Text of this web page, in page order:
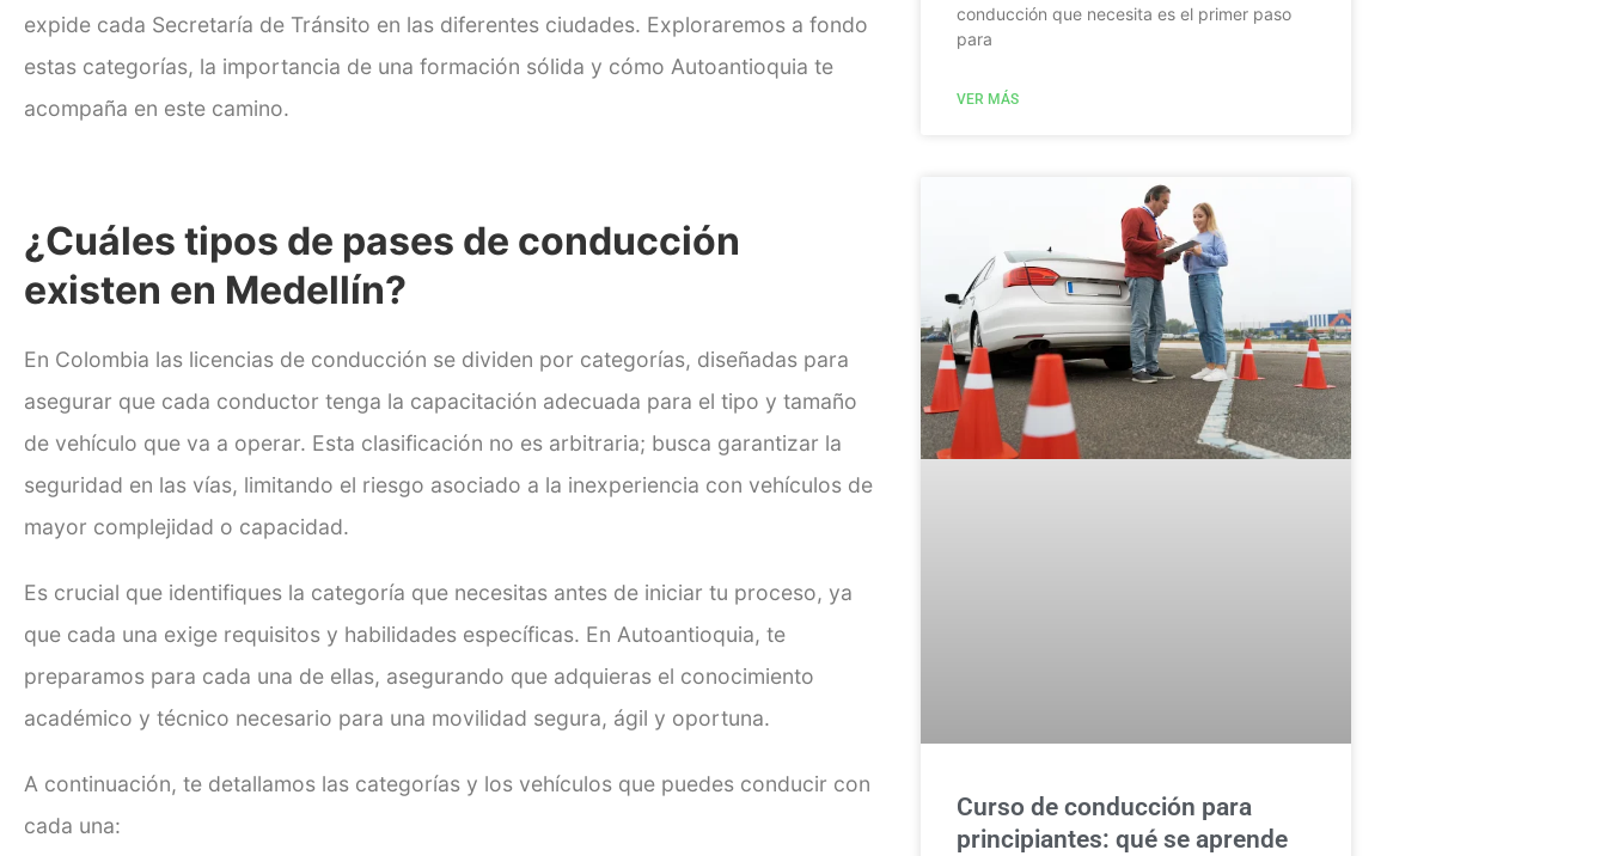
expide cada Secretaría de Tránsito en las diferentes ciudades. Exploraremos a fondo
estas categorías, la importancia de una formación sólida y cómo Autoantioquia te
acompaña en este camino.
¿Cuáles tipos de pases de conducción
existen en Medellín?
En Colombia las licencias de conducción se dividen por categorías, diseñadas para
asegurar que cada conductor tenga la capacitación adecuada para el tipo y tamaño
de vehículo que va a operar. Esta clasificación no es arbitraria; busca garantizar la
seguridad en las vías, limitando el riesgo asociado a la inexperiencia con vehículos de
mayor complejidad o capacidad.
Es crucial que identifiques la categoría que necesitas antes de iniciar tu proceso, ya
que cada una exige requisitos y habilidades específicas. En Autoantioquia, te
preparamos para cada una de ellas, asegurando que adquieras el conocimiento
académico y técnico necesario para una movilidad segura, ágil y oportuna.
A continuación, te detallamos las categorías y los vehículos que puedes conducir con
cada una:
conducción que necesita es el primer paso
para
VER MÁS
Curso de conducción para
principiantes: qué se aprende